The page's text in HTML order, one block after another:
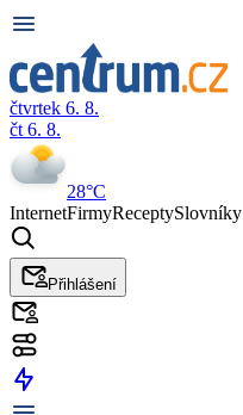
čtvrtek 6. 8.
čt 6. 8.
28°C
InternetFirmyReceptySlovníky
Přihlášení